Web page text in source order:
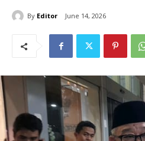
By Editor June 14, 2026